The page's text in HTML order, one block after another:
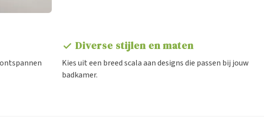
check Diverse stijlen en maten
Kies uit een breed scala aan designs die passen bij jouw
badkamer.